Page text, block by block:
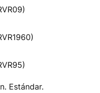
Estándar.